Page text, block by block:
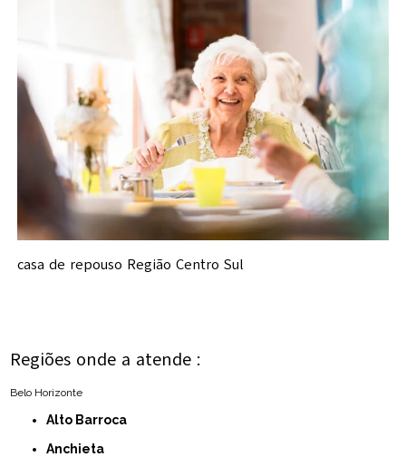
casa de repouso Região Centro Sul
Regiões onde a atende :
Belo Horizonte
Alto Barroca
Anchieta